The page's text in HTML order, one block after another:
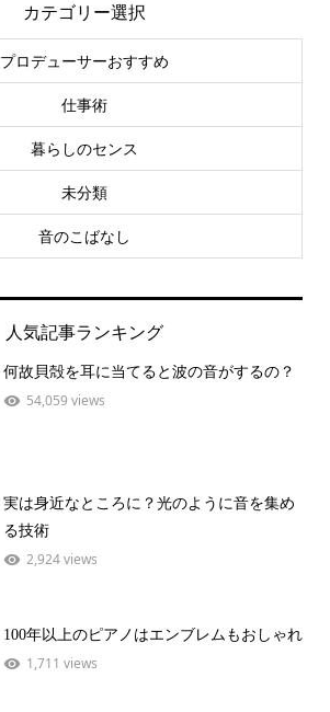
カテゴリー選択
プロデューサーおすすめ
仕事術
暮らしのセンス
未分類
音のこばなし
人気記事ランキング
何故貝殻を耳に当てると波の音がするの？
54,059 views
実は身近なところに？光のように音を集め
る技術
2,924 views
100年以上のピアノはエンブレムもおしゃれ
1,711 views